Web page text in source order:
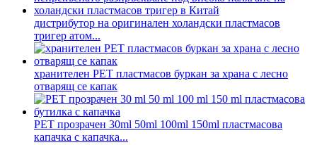
дистрибутор на оригинален холандски пластмасов
тригер атом...
хранителен PET пластмасов буркан за храна с лесно
отварящ се капак
PET прозрачен 30ml 50ml 100ml 150ml пластмасова
капачка с капачка...